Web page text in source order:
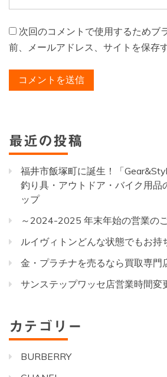
次回のコメントで使用するためブ
前、メールアドレス、サイトを保存す
最近の投稿
福井市飯塚町に誕生！「
釣り具・アウトドア・バイク用品
ップ
～2024-2025 年末年始の営業の
ルイヴィトンどんな状態でもお持
金・プラチナを売るなら買取専門
サンステップワッセ店営業時間変
カテゴリー
BURBERRY